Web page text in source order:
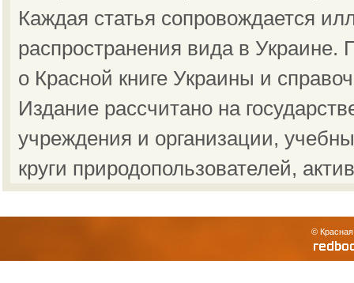
Каждая статья сопровождается
распространения вида в
о Красной книге Украины и
Издание рассчитано на
учреждения и организации,
круги природопользователей,
©